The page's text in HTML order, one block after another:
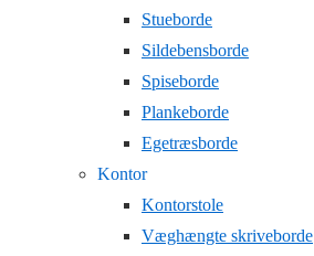
Stueborde
Sildebensborde
Spiseborde
Plankeborde
Egetræsborde
Kontor
Kontorstole
Væghængte skriveborde